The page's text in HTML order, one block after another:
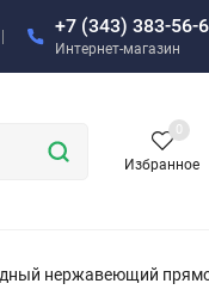
+7 (343) 383-56-
Интернет-магазин
Избранное
0
нержавеющий